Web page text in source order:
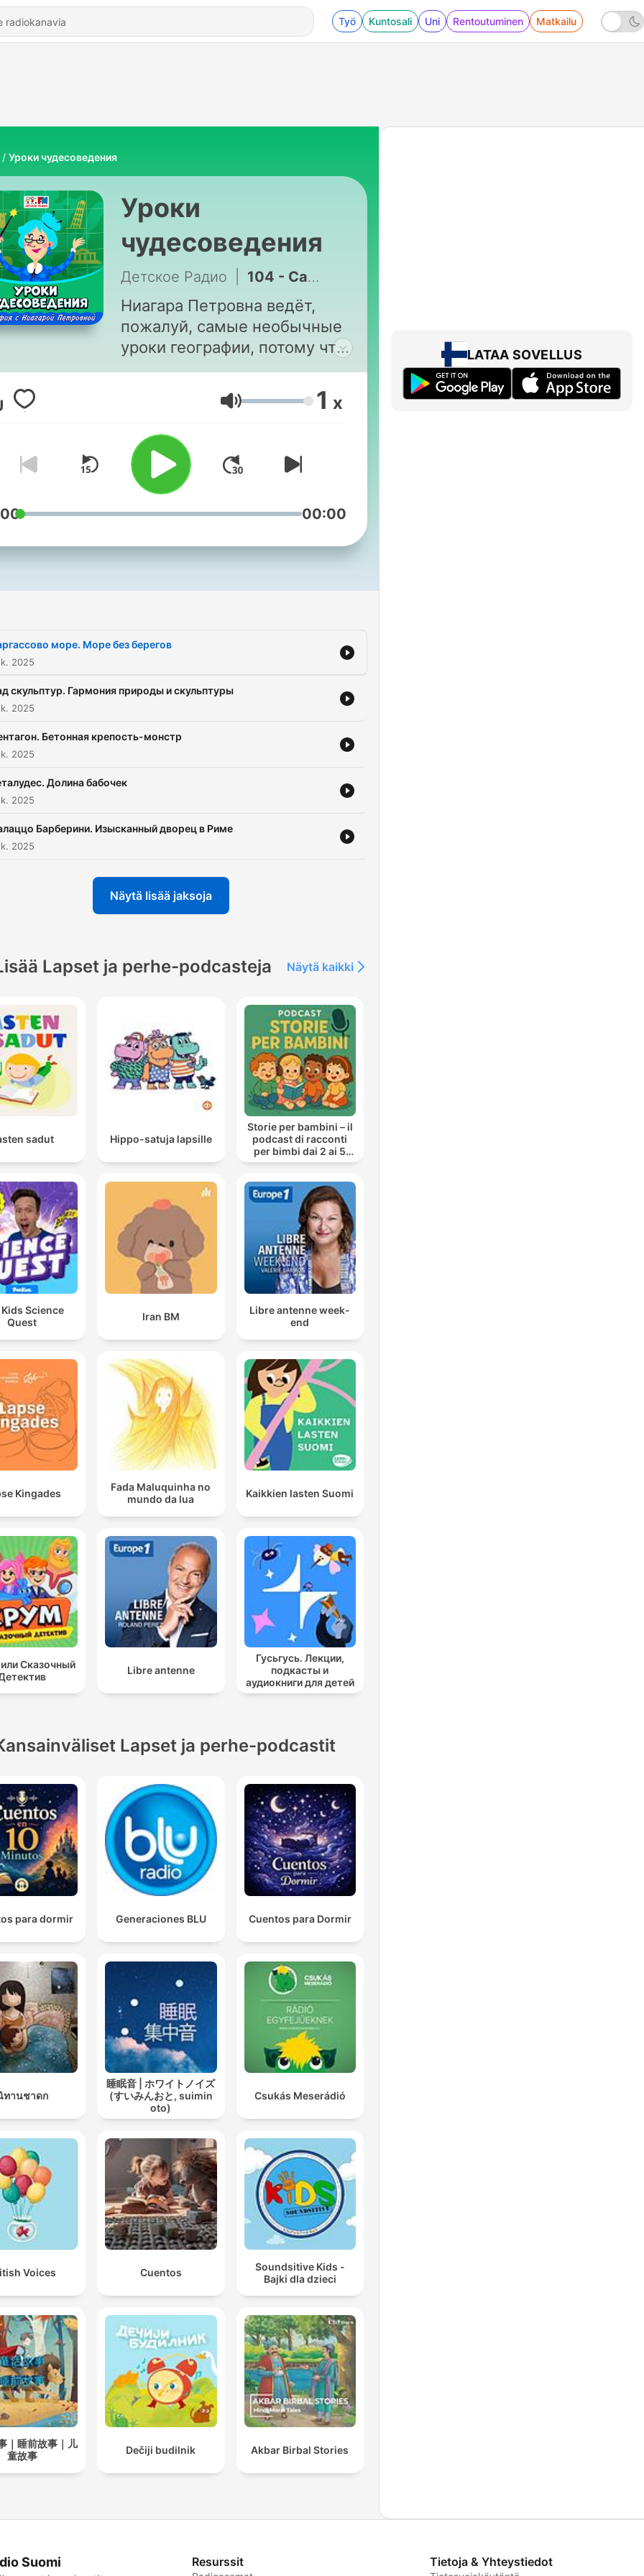
Työ Kuntosali Uni Rentoutuminen Matkailu
Уроки чудесоведения
Уроки
чудесоведения
Детское Радио 104 - Саргассово море. Море без берегов
Ниагара Петровна ведёт,
пожалуй, самые необычные
уроки географии, потому что
это – уроки чудесоведения!
На них Ниагара Петровна
рассказывает о сказочных
местах, которые существуют
на самом деле! Дом с
привидениями, пляж в
Антарктиде, легендарный
Олимп и волшебный Золотой
чудесоведения» и
Äänenvoimakkuus
1 x
00:00
море. Море без берегов
2025
скульптур. Гармония природы и скульптуры
2025
Бетонная крепость-монстр
2025
Долина бабочек
2025
Барберини. Изысканный дворец в Риме
2025
Näytä lisää jaksoja
Lapset ja perhe-podcasteja Näytä kaikki
sadut Hippo-satuja lapsille
Storie per bambini – il
podcast di racconti
per bimbi dai 2 ai 5
anni
Science
Quest
Iran BM
Libre antenne week-
end
Kingades
Fada Maluquinha no
mundo da lua
Kaikkien lasten Suomi
Сказочный
Libre antenne
Гусьгусь. Лекции,
подкасты и
аудиокниги для детей
Lapset ja perhe-podcastit
para dormir Generaciones BLU Cuentos para Dormir
ทานชาดก
睡眠音 | ホワイトノイズ
(すいみんおと, suimin
oto)
Csukás Meserádió
Voices Cuentos
Soundsitive Kids -
Bajki dla dzieci
｜睡前故事｜儿
童故事
Dečiji budilnik Akbar Birbal Stories
LATAA SOVELLUS
Suomi Resurssit Tietoja & Yhteystiedot